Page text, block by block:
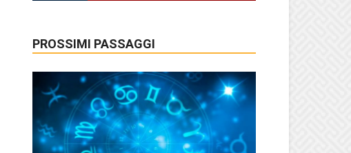
PROSSIMI PASSAGGI